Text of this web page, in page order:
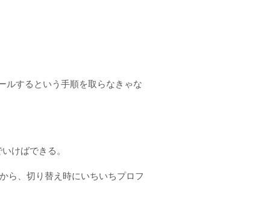
ルするという手順を取らなきゃな
けばできる。
ら、切り替え時にいちいちプロフ